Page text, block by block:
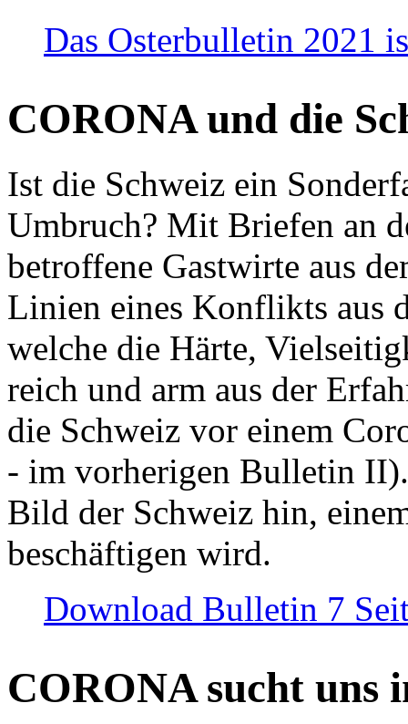
Das Osterbulletin 2021
CORONA und die
Ist die Schweiz ein
Umbruch? Mit Briefen an
betroffene Gastwirte aus
Linien eines Konflikts aus
welche die Härte,
reich und arm aus der
die Schweiz vor einem
- im vorherigen Bulletin
Bild der Schweiz hin,
beschäftigen wird.
Download Bulletin 7
CORONA sucht uns